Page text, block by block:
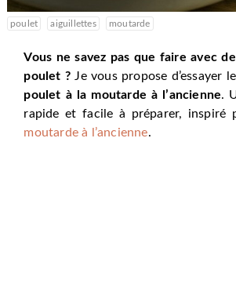
poulet aiguillettes moutarde
Vous ne savez pas que faire avec
poulet ? Je vous propose d’essayer
poulet à la moutarde à l’ancienne.
rapide et facile à préparer, inspiré
moutarde à l’ancienne.